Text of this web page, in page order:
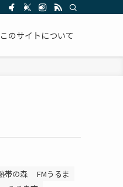
このサイトについて
帯の森
FMうるま